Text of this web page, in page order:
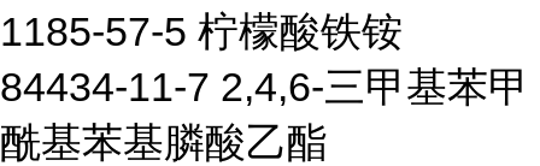
1185-57-5 柠檬酸铁铵
84434-11-7 2,4,6-三甲基苯甲
酰基苯基膦酸乙酯